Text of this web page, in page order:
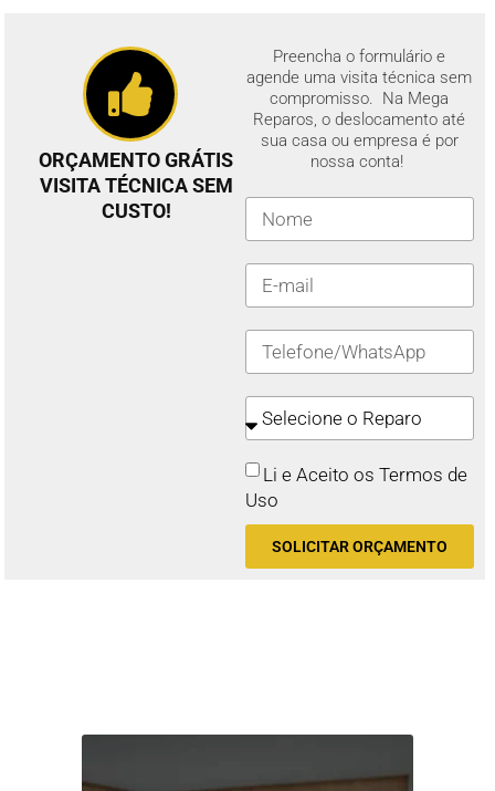
ORÇAMENTO GRÁTIS
VISITA TÉCNICA SEM
CUSTO!
Preencha o formulário e
agende uma visita técnica sem
compromisso. Na Mega
Reparos, o deslocamento até
sua casa ou empresa é por
nossa conta!
Li e Aceito os Termos de
Uso
SOLICITAR ORÇAMENTO